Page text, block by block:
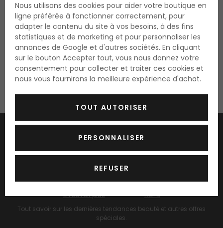
de sa ligne de parfums. La première fragrance
Blumarinefit son entrée sur le marché en 1988. Les
parfums uniques Blumarine entretiennent l'image de la
marque, ils sont exceptionnels, originaux et sauront
satisfaire immédiatement tous ceux qui les auront
essayés.
mail
Tout savoir sur les dernières tendances beauté et autres offres
spéciales.
En savoir plus RGPD
Nous utilisons des cookies pour aider votre boutique en
ligne préférée à fonctionner correctement, pour
adapter le contenu du site à vos besoins, à des fins
statistiques et de marketing et pour personnaliser les
annonces de Google et d'autres sociétés. En cliquant
sur le bouton Accepter tout, vous nous donnez votre
consentement pour collecter et traiter ces cookies et
nous vous fournirons la meilleure expérience d'achat.
TOUT AUTORISER
PERSONNALISER
REFUSER